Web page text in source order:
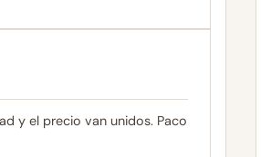
y el precio van unidos. Paco